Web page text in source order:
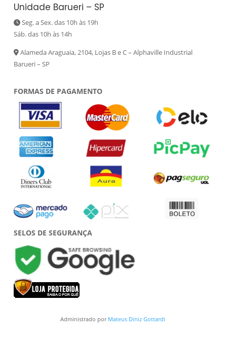
Unidade Barueri – SP
Seg. a Sex. das 10h às 19h
Sáb. das 10h às 14h
Alameda Araguaia, 2104, Lojas B e C – Alphaville Industrial
Barueri – SP
FORMAS DE PAGAMENTO
SELOS DE SEGURANÇA
Administrado por Mateus Diniz Gottardi